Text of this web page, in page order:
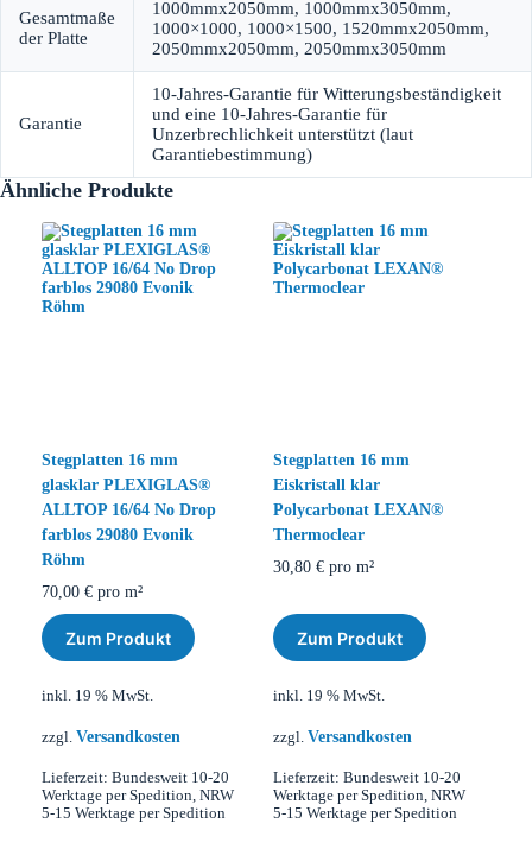
Gesamtmaße
der Platte
1000mmx2050mm, 1000mmx3050mm,
1000×1000, 1000×1500, 1520mmx2050mm,
2050mmx2050mm, 2050mmx3050mm
Garantie
10-Jahres-Garantie für Witterungsbeständigkeit
und eine 10-Jahres-Garantie für
Unzerbrechlichkeit unterstützt (laut
Garantiebestimmung)
Ähnliche Produkte
Stegplatten 16 mm
glasklar PLEXIGLAS®
ALLTOP 16/64 No Drop
farblos 29080 Evonik
Röhm
70,00 € pro m²
Zum Produkt
inkl. 19 % MwSt.
zzgl. Versandkosten
Lieferzeit: Bundesweit 10-20
Werktage per Spedition, NRW
5-15 Werktage per Spedition
Stegplatten 16 mm
Eiskristall klar
Polycarbonat LEXAN®
Thermoclear
30,80 €pro m²
Zum Produkt
inkl. 19 % MwSt.
zzgl. Versandkosten
Lieferzeit: Bundesweit 10-20
Werktage per Spedition, NRW
5-15 Werktage per Spedition